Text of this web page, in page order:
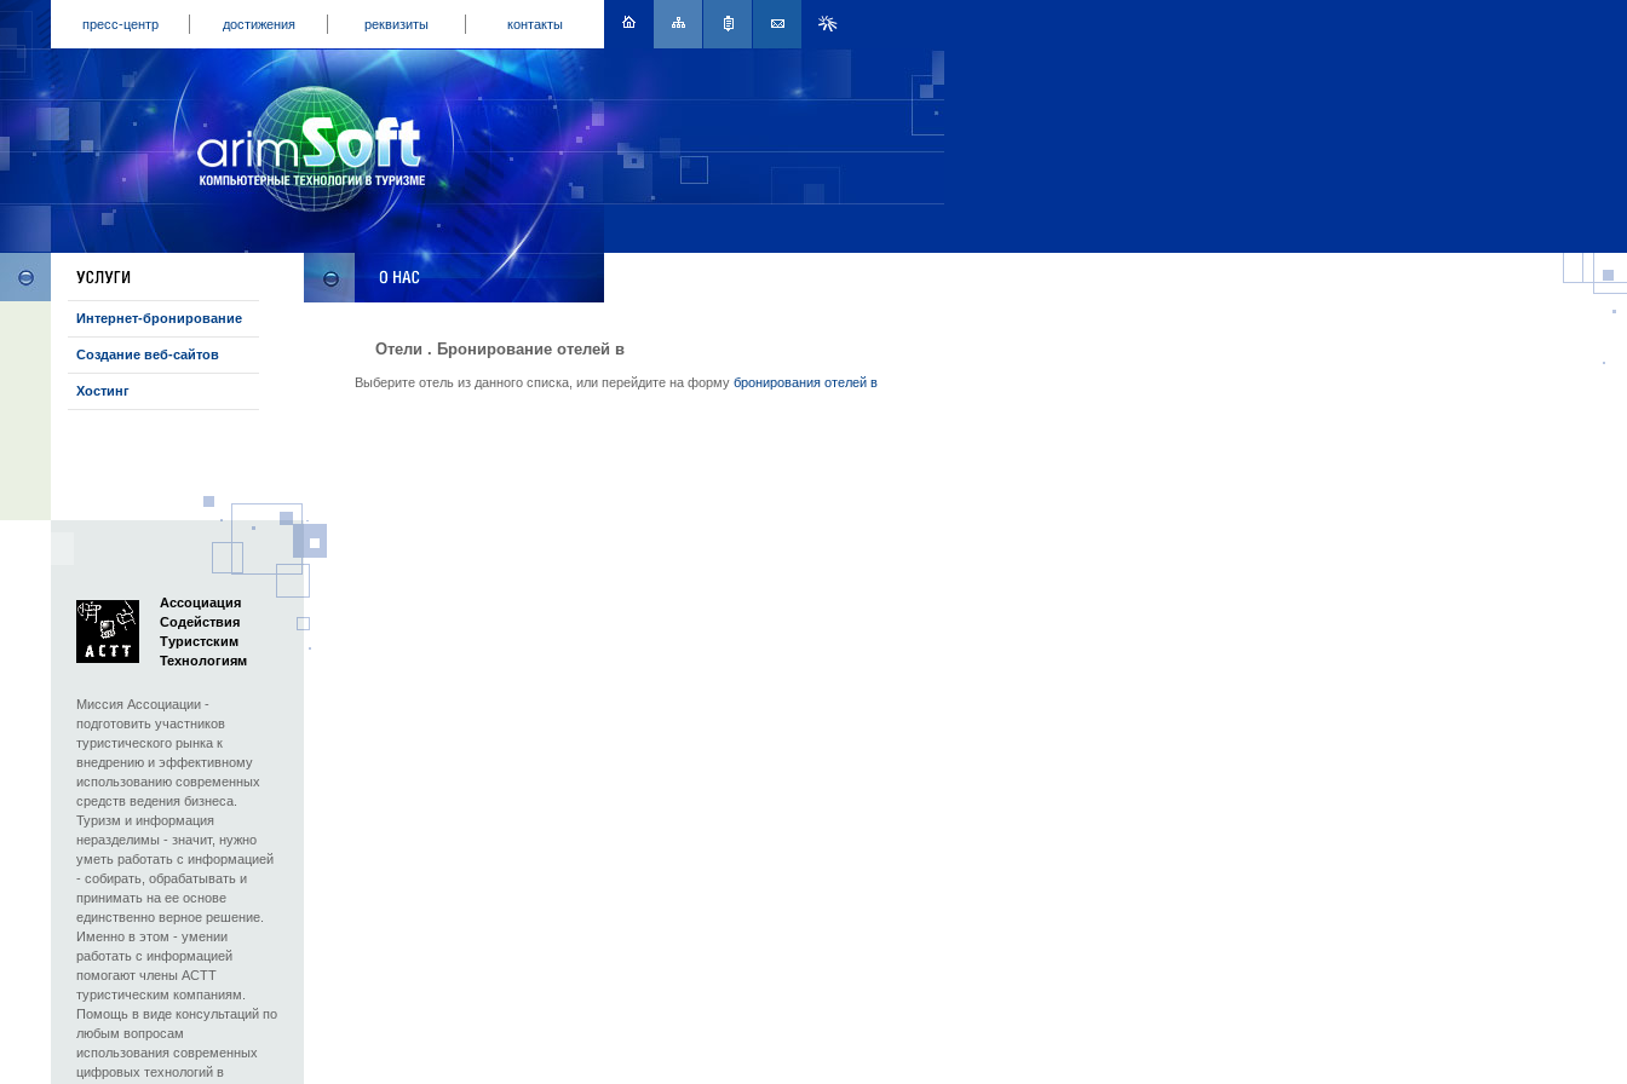
пресс-центр достижения реквизиты контакты
Интернет-бронирование
Создание веб-сайтов
Хостинг
Ассоциация
Содействия
Туристским
Технологиям
Миссия Ассоциации -
подготовить участников
туристического рынка к
внедрению и эффективному
использованию современных
средств ведения бизнеса.
Туризм и информация
неразделимы - значит, нужно
уметь работать с информацией
- собирать, обрабатывать и
принимать на ее основе
единственно верное решение.
Именно в этом - умении
работать с информацией
помогают члены АСТТ
туристическим компаниям.
Помощь в виде консультаций по
любым вопросам
использования современных
цифровых технологий в
Отели . Бронирование отелей в
Выберите отель из данного списка, или перейдите на форму бронирования отелей в